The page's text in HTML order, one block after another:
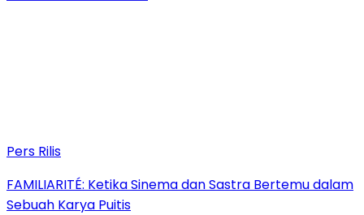
Pers Rilis
FAMILIARITÉ: Ketika Sinema dan Sastra Bertemu dalam
Sebuah Karya Puitis